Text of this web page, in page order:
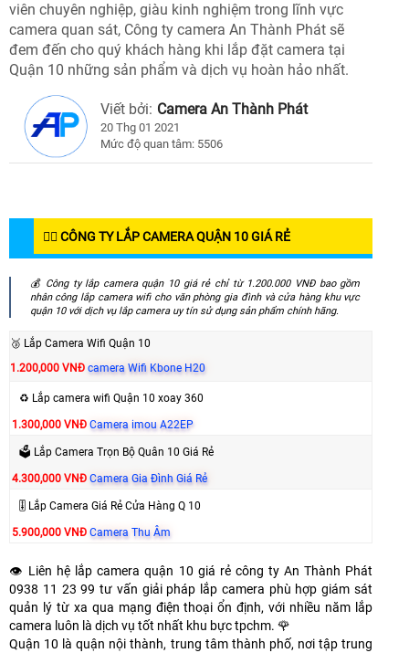
viên chuyên nghiệp, giàu kinh nghiệm trong lĩnh vực
camera quan sát, Công ty camera An Thành Phát sẽ
đem đến cho quý khách hàng khi lắp đặt camera tại
Quận 10 những sản phẩm và dịch vụ hoàn hảo nhất.
Viết bởi: Camera An Thành Phát
20 Thg 01 2021
Mức độ quan tâm: 5506
👍🏾 CÔNG TY LẮP CAMERA QUẬN 10 GIÁ RẺ
💰 Công ty lắp camera quận 10 giá rẻ chỉ từ 1.200.000 VNĐ bao gồm
nhân công lắp camera wifi cho văn phòng gia đình và cửa hàng khu vực
quận 10 với dịch vụ lắp camera uy tín sử dụng sản phẩm chính hãng.
🥉 Lắp Camera Wifi Quận 10
1.200,000 VNĐ camera Wifi Kbone H20
♻️ Lắp camera wifi Quận 10 xoay 360
1.300,000 VNĐ Camera imou A22EP
🗳 Lắp Camera Trọn Bộ Quân 10 Giá Rẻ
4.300,000 VNĐ Camera Gia Đình Giá Rẻ
🎚 Lắp Camera Giá Rẻ Cửa Hàng Q 10
5.900,000 VNĐ Camera Thu Âm
👁️ Liên hệ lắp camera quận 10 giá rẻ công ty An Thành Phát
0938 11 23 99 tư vấn giải pháp lắp camera phù hợp giám sát
quản lý từ xa qua mạng điện thoại ổn định, với nhiều năm lắp
camera luôn là dịch vụ tốt nhất khu bực tpchm. 🌹
Quận 10 là quận nội thành, trung tâm thành phố, nơi tập trung